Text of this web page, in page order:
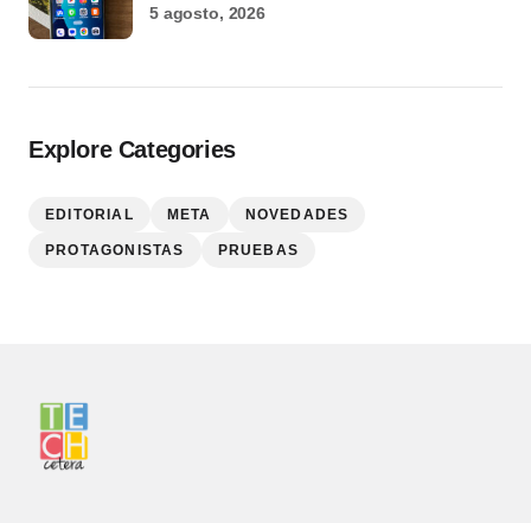
5 agosto, 2026
Explore Categories
EDITORIAL META NOVEDADES
PROTAGONISTAS PRUEBAS